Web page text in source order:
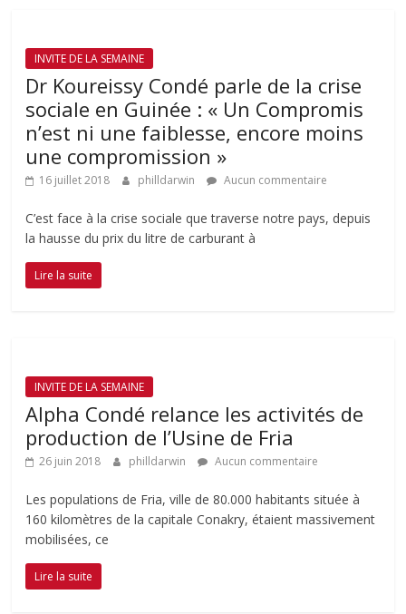
INVITE DE LA SEMAINE
Dr Koureissy Condé parle de la crise
sociale en Guinée : « Un Compromis
n’est ni une faiblesse, encore moins
une compromission »
16 juillet 2018 philldarwin Aucun commentaire
C’est face à la crise sociale que traverse notre pays, depuis
la hausse du prix du litre de carburant à
Lire la suite
INVITE DE LA SEMAINE
Alpha Condé relance les activités de
production de l’Usine de Fria
26 juin 2018 philldarwin Aucun commentaire
Les populations de Fria, ville de 80.000 habitants située à
160 kilomètres de la capitale Conakry, étaient massivement
mobilisées, ce
Lire la suite